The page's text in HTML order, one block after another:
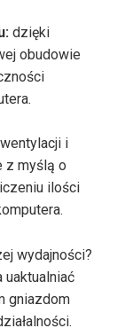
dzięki
obudowie
i
z myślą o
ilości
wydajności?
uaktualniać
gniazdom